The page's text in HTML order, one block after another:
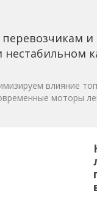
перевозчикам
нестабильном
влияние
моторы